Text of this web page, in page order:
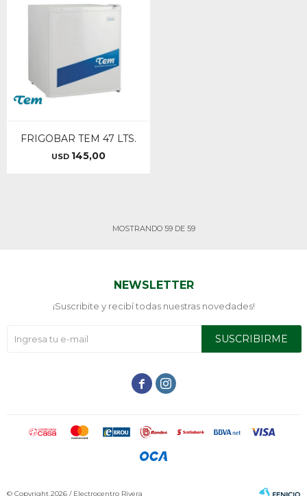
FRIGOBAR TEM 47 LTS.
USD 145,00
MOSTRANDO 59DE 59
NEWSLETTER
¡Suscribite y recibí todas nuestras novedades!
SUSCRIBIRME
 
© Copyright 2026 / Electrocentro Rivera